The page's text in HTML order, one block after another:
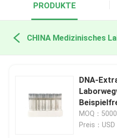
PRODUKTE
DNA-
13485
MOQ：
Preis：USD